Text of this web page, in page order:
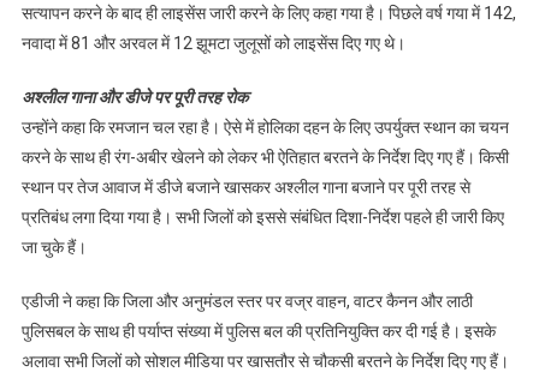
सत्यापन करने के बाद ही लाइसेंस जारी करने के लिए कहा गया है। पिछले वर्ष गया में 142,
नवादा में 81 और अरवल में 12 झूमटा जुलूसों को लाइसेंस दिए गए थे।
अश्लील गाना और डीजे पर पूरी तरह रोक
उन्होंने कहा कि रमजान चल रहा है। ऐसे में होलिका दहन के लिए उपर्युक्त स्थान का चयन
करने के साथ ही रंग-अबीर खेलने को लेकर भी ऐतिहात बरतने के निर्देश दिए गए हैं। किसी
स्थान पर तेज आवाज में डीजे बजाने खासकर अश्लील गाना बजाने पर पूरी तरह से
प्रतिबंध लगा दिया गया है। सभी जिलों को इससे संबंधित दिशा-निर्देश पहले ही जारी किए
जा चुके हैं।
एडीजी ने कहा कि जिला और अनुमंडल स्तर पर वज्र वाहन, वाटर कैनन और लाठी
पुलिसबल के साथ ही पर्याप्त संख्या में पुलिस बल की प्रतिनियुक्ति कर दी गई है। इसके
अलावा सभी जिलों को सोशल मीडिया पर खासतौर से चौकसी बरतने के निर्देश दिए गए हैं।